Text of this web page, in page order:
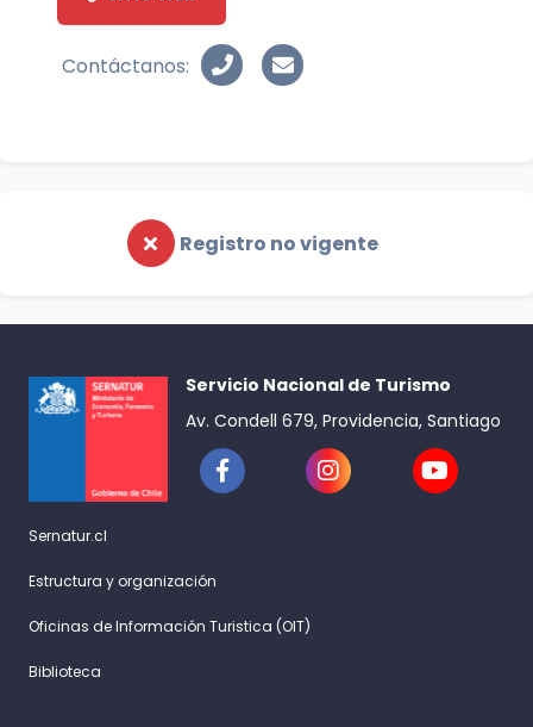
Contáctanos:
Registro no vigente
Servicio Nacional de Turismo
Av. Condell 679, Providencia, Santiago
Sernatur.cl
Estructura y organización
Oficinas de Información Turistica (OIT)
Biblioteca